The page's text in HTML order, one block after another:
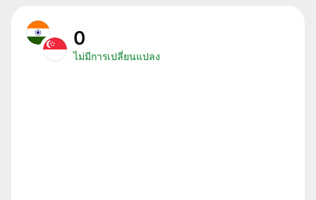
0
ไม่มีการเปลี่ยนแปลง